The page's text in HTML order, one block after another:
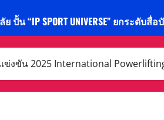
ปั้น “IP SPORT UNIVERSE” ยกระดับ
งขัน 2025 International